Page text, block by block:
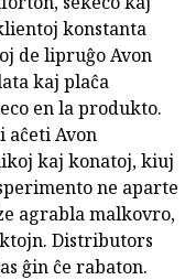
konstanta
de lipruĝo Avon
kaj plaĉa
en la produkto.
aĉeti Avon
kaj konatoj, kiuj
ne aparte
agrabla malkovro,
Distributors
ĝin ĉe rabaton.